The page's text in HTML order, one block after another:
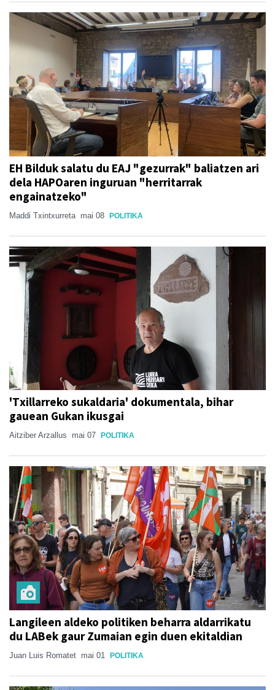
EH Bilduk salatu du EAJ "gezurrak" baliatzen ari
dela HAPOaren inguruan "herritarrak
engainatzeko"
Maddi Txintxurreta mai 08 POLITIKA
'Txillarreko sukaldaria' dokumentala, bihar
gauean Gukan ikusgai
Aitziber Arzallus mai 07 POLITIKA
Langileen aldeko politiken beharra aldarrikatu
du LABek gaur Zumaian egin duen ekitaldian
Juan Luis Romatet mai 01 POLITIKA